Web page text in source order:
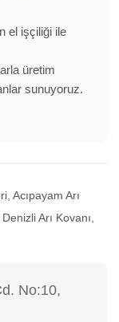
el işçiliği ile
üretim
sunuyoruz.
Acıpayam Arı
Arı Kovanı,
No:10,